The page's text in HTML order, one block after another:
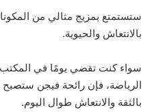
ستستمتع بمزيج مثالي من
بالانتعاش والحيوية.
سواء كنت تقضي يومًا في
الرياضة، فإن رائحة فيجن ستصبح
بالثقة والانتعاش طوال اليوم.